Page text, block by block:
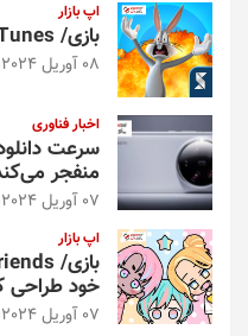
اپ بازار
بازی/ Looney Tunes؛ شهری بزرگ بسازید
08 آوریل 2024
اخبار فناوری
سرعت
منفجر
07 آوریل 2024
اپ بازار
خود طراحی
07 آوریل 2024